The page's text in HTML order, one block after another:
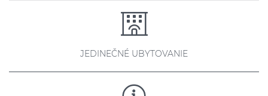
JEDINEČNÉ UBYTOVANIE